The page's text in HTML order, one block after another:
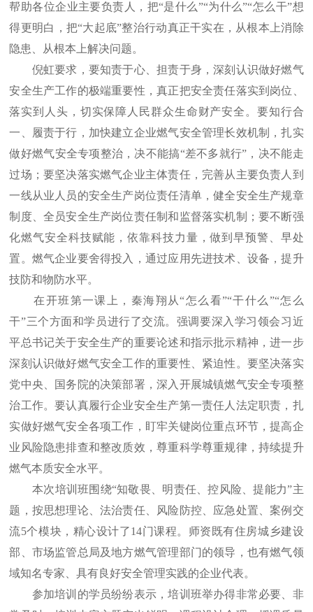
帮助各位企业主要负责人，把“是什么”“为什么”“怎么干”想
得更明白，把“大起底”整治行动真正干实在，从根本上消除
隐患、从根本上解决问题。
倪虹要求，要知责于心、担责于身，深刻认识做好燃气
安全生产工作的极端重要性，真正把安全责任落实到岗位、
落实到人头，切实保障人民群众生命财产安全。要知行合
一、履责于行，加快建立企业燃气安全管理长效机制，扎实
做好燃气安全专项整治，决不能搞“差不多就行”，决不能走
过场；要坚决落实燃气企业主体责任，完善从主要负责人到
一线从业人员的安全生产岗位责任清单，健全安全生产规章
制度、全员安全生产岗位责任制和监督落实机制；要不断强
化燃气安全科技赋能，依靠科技力量，做到早预警、早处
置。燃气企业要舍得投入，通过应用先进技术、设备，提升
技防和物防水平。
在开班第一课上，秦海翔从“怎么看”“干什么”“怎么
干”三个方面和学员进行了交流。强调要深入学习领会习近
平总书记关于安全生产的重要论述和指示批示精神，进一步
深刻认识做好燃气安全工作的重要性、紧迫性。要坚决落实
党中央、国务院的决策部署，深入开展城镇燃气安全专项整
治工作。要认真履行企业安全生产第一责任人法定职责，扎
实做好燃气安全各项工作，盯牢关键岗位重点环节，提高企
业风险隐患排查和整改质效，尊重科学尊重规律，持续提升
燃气本质安全水平。
本次培训班围绕“知敬畏、明责任、控风险、提能力”主
题，按思想理论、法治责任、风险防控、应急处置、案例交
流5个模块，精心设计了14门课程。师资既有住房城乡建设
部、市场监管总局及地方燃气管理部门的领导，也有燃气领
域知名专家、具有良好安全管理实践的企业代表。
参加培训的学员纷纷表示，培训班举办得非常必要、非